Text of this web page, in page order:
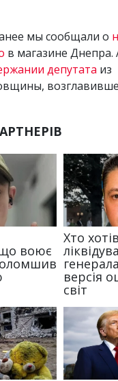
мы сообщали о
в магазине
депутата из